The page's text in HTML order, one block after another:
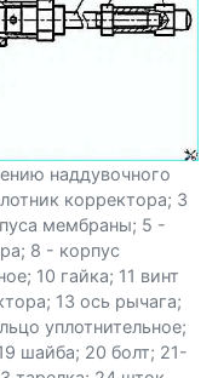
наддувочного
корректора; 3
мембраны; 5 -
8 - корпус
10 гайка; 11 винт
13 ось рычага;
уплотнительное;
шайба; 20 болт; 21-